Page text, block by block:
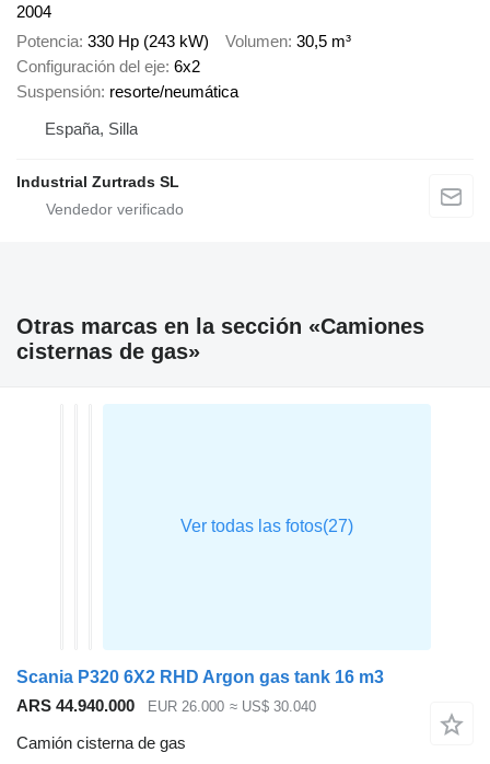
2004
Potencia 330 Hp (243 kW) Volumen 30,5 m³
Configuración del eje 6x2
Suspensión resorte/neumática
España, Silla
Industrial Zurtrads SL
Otras marcas en la sección «Camiones
cisternas de gas»
Scania P320 6X2 RHD Argon gas tank 16 m3
ARS 44.940.000
EUR 26.000 ≈ US$ 30.040
Camión cisterna de gas